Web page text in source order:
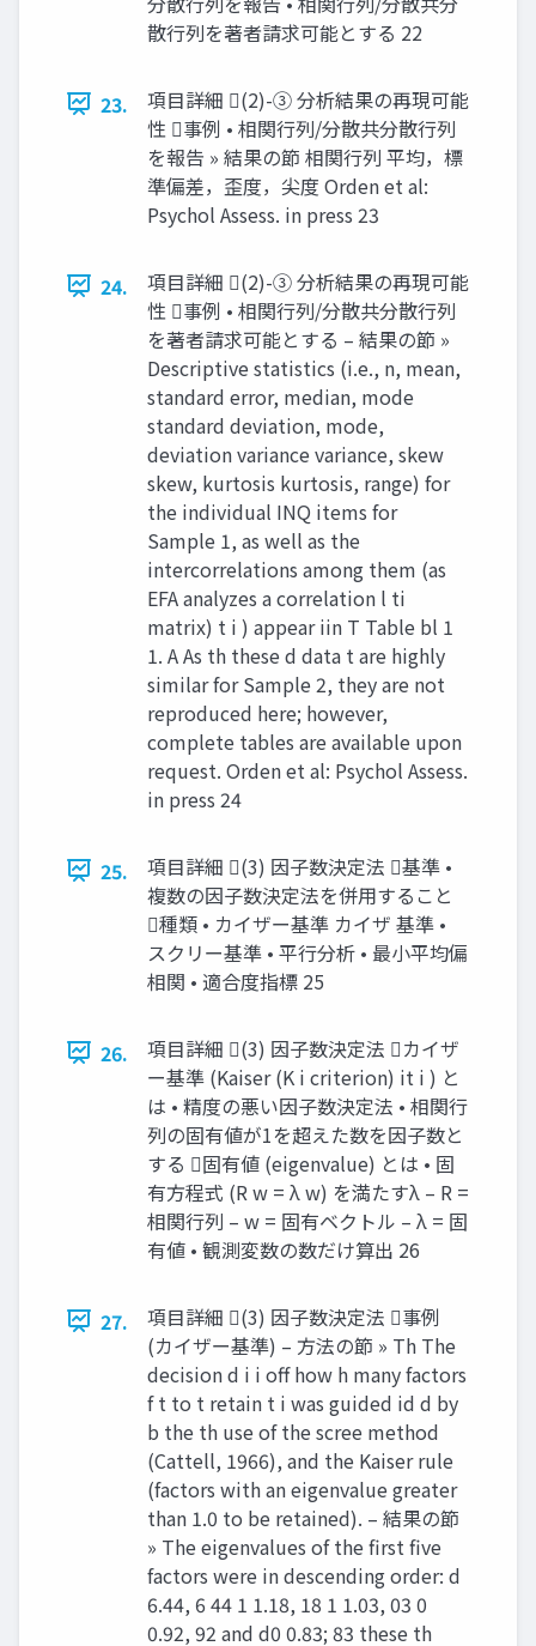
散行列を著者請求可能とする 22
23.
項目詳細 (2)-③ 分析結果の再現可能
性 事例 • 相関行列/分散共分散行列
を報告 » 結果の節 相関行列 平均，標
準偏差，歪度，尖度 Orden et al:
Psychol Assess. in press 23
24.
項目詳細 (2)-③ 分析結果の再現可能
性 事例 • 相関行列/分散共分散行列
を著者請求可能とする – 結果の節 »
Descriptive statistics (i.e., n, mean,
standard error, median, mode
standard deviation, mode,
deviation variance variance, skew
skew, kurtosis kurtosis, range) for
the individual INQ items for
Sample 1, as well as the
intercorrelations among them (as
EFA analyzes a correlation l ti
matrix) t i ) appear iin T Table bl 1
1. A As th these d data t are highly
similar for Sample 2, they are not
reproduced here; however,
complete tables are available upon
request. Orden et al: Psychol Assess.
in press 24
25.
項目詳細 (3) 因子数決定法 基準 •
複数の因子数決定法を併用すること
種類 • カイザー基準 カイザ 基準 •
スクリー基準 • 平行分析 • 最小平均偏
相関 • 適合度指標 25
26.
項目詳細 (3) 因子数決定法 カイザ
ー基準 (Kaiser (K i criterion) it i ) と
は • 精度の悪い因子数決定法 • 相関行
列の固有値が1を超えた数を因子数と
する 固有値 (eigenvalue) とは • 固
有方程式 (R w = λ w) を満たすλ – R =
相関行列 – w = 固有ベクトル – λ = 固
有値 • 観測変数の数だけ算出 26
27.
項目詳細 (3) 因子数決定法 事例
(カイザー基準) – 方法の節 » Th The
decision d i i off how h many factors
f t to t retain t i was guided id d by
b the th use of the scree method
(Cattell, 1966), and the Kaiser rule
(factors with an eigenvalue greater
than 1.0 to be retained). – 結果の節
» The eigenvalues of the first five
factors were in descending order: d
6.44, 6 44 1 1.18, 18 1 1.03, 03 0
0.92, 92 and d0 0.83; 83 these th